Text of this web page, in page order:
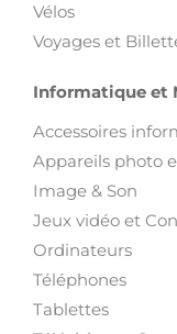
Vélos
Voyages et
Informatique et
Accessoires
Appareils photo
Image & Son
Jeux vidéo et
Ordinateurs
Téléphones
Tablettes